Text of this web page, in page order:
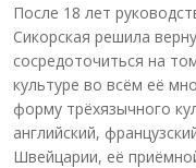
После 18 лет
Сикорская решила
сосредоточиться на
культуре во всём её
форму трёхязычного
английский,
Швейцарии, её